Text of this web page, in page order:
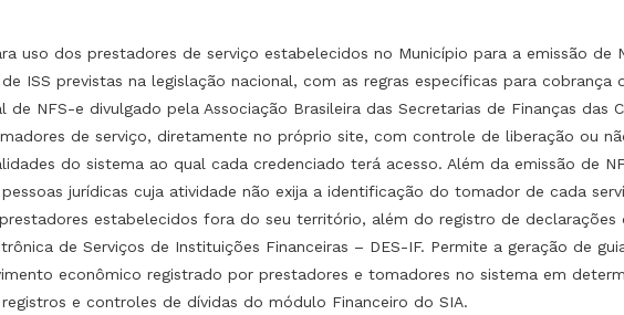
uso dos prestadores de serviço estabelecidos no Município para a emissão de
ISS previstas na legislação nacional, com as regras específicas para cobrança
NFS-e divulgado pela Associação Brasileira das Secretarias de Finanças das
de serviço, diretamente no próprio site, com controle de liberação ou
do sistema ao qual cada credenciado terá acesso. Além da emissão de
jurídicas cuja atividade não exija a identificação do tomador de cada
estabelecidos fora do seu território, além do registro de
de Serviços de Instituições Financeiras – DES-IF. Permite a geração de
econômico registrado por prestadores e tomadores no sistema em
e controles de dívidas do módulo Financeiro do SIA.